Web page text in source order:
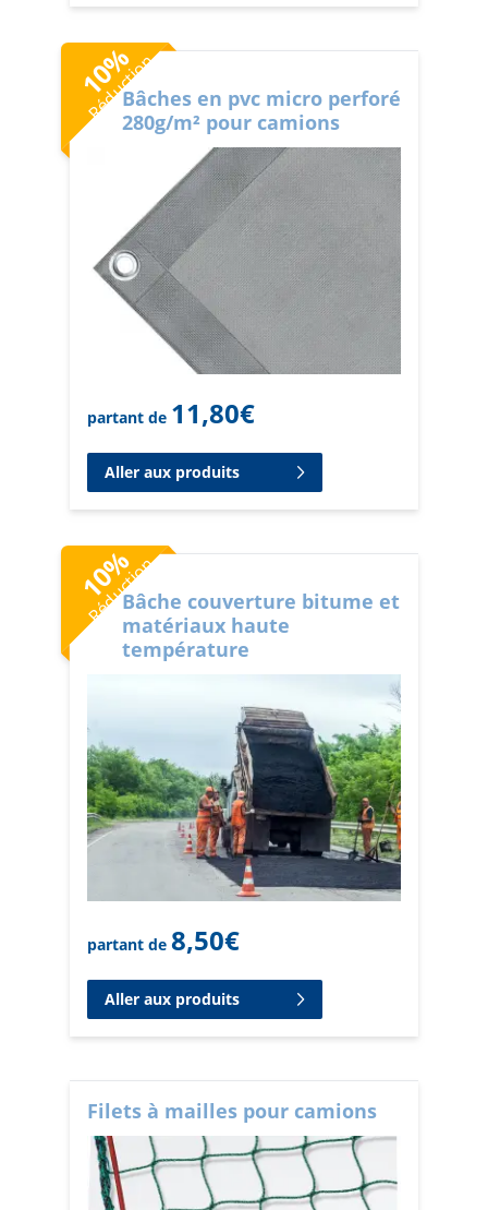
10
%
RéductionBâches en pvc micro perforé
280g/m² pour camions
partant de 11,80€
Aller aux produits
10
%
RéductionBâche couverture bitume et
matériaux haute
température
partant de 8,50€
Aller aux produits
Filets à mailles pour camions